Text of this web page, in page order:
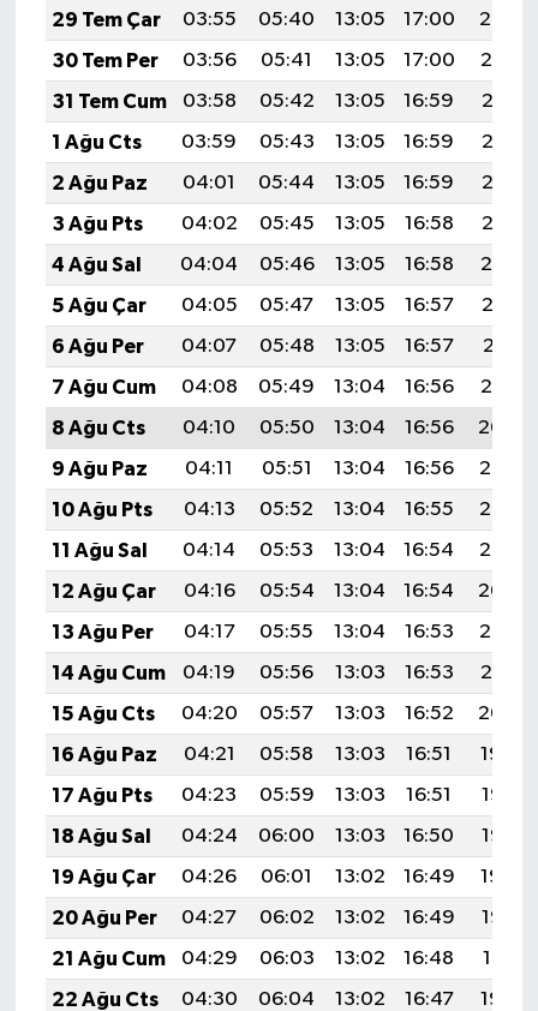
29 Tem Çar
03:55 05:40 13:05 17:00
20:20
30 Tem Per
03:56 05:41 13:05 17:00
20:19
31 Tem Cum
03:58 05:42 13:05 16:59
20:18
1 Ağu Cts
03:59 05:43 13:05 16:59
20:17
2 Ağu Paz
04:01 05:44 13:05 16:59
20:16
3 Ağu Pts
04:02 05:45 13:05 16:58
20:15
4 Ağu Sal
04:04 05:46 13:05 16:58
20:14
5 Ağu Çar
04:05 05:47 13:05 16:57
20:13
6 Ağu Per
04:07 05:48 13:05 16:57
20:11
7 Ağu Cum
04:08 05:49 13:04 16:56
20:10
8 Ağu Cts
04:10 05:50 13:04 16:56
20:09
9 Ağu Paz
04:11 05:51 13:04 16:56
20:08
10 Ağu Pts
04:13 05:52 13:04 16:55
20:07
11 Ağu Sal
04:14 05:53 13:04 16:54
20:05
12 Ağu Çar
04:16 05:54 13:04 16:54
20:04
13 Ağu Per
04:17 05:55 13:04 16:53
20:03
14 Ağu Cum
04:19 05:56 13:03 16:53
20:01
15 Ağu Cts
04:20 05:57 13:03 16:52
20:00
16 Ağu Paz
04:21 05:58 13:03 16:51
19:59
17 Ağu Pts
04:23 05:59 13:03 16:51
19:57
18 Ağu Sal
04:24 06:00 13:03 16:50
19:56
19 Ağu Çar
04:26 06:01 13:02 16:49
19:54
20 Ağu Per
04:27 06:02 13:02 16:49
19:53
21 Ağu Cum
04:29 06:03 13:02 16:48
19:51
22 Ağu Cts
04:30 06:04 13:02 16:47
19:50